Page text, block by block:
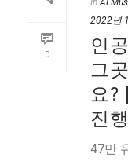
0
In AI
2022년
인
그
요?
진
47만